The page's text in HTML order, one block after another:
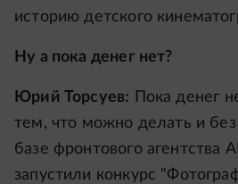
историю детского
Ну а пока денег нет?
Юрий Торсуев: Пока денег
тем, что можно делать и
базе фронтового агентства
запустили конкурс